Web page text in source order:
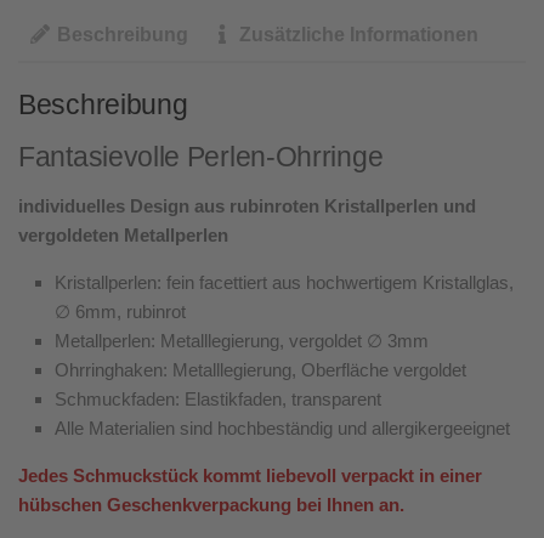
Beschreibung Zusätzliche Informationen
Beschreibung
Fantasievolle Perlen-Ohrringe
individuelles Design aus rubinroten Kristallperlen und
vergoldeten Metallperlen
Kristallperlen: fein facettiert aus hochwertigem Kristallglas,
∅ 6mm, rubinrot
Metallperlen: Metalllegierung, vergoldet ∅ 3mm
Ohrringhaken: Metalllegierung, Oberfläche vergoldet
Schmuckfaden: Elastikfaden, transparent
Alle Materialien sind hochbeständig und allergikergeeignet
Jedes Schmuckstück kommt liebevoll verpackt in einer
hübschen Geschenkverpackung bei Ihnen an.